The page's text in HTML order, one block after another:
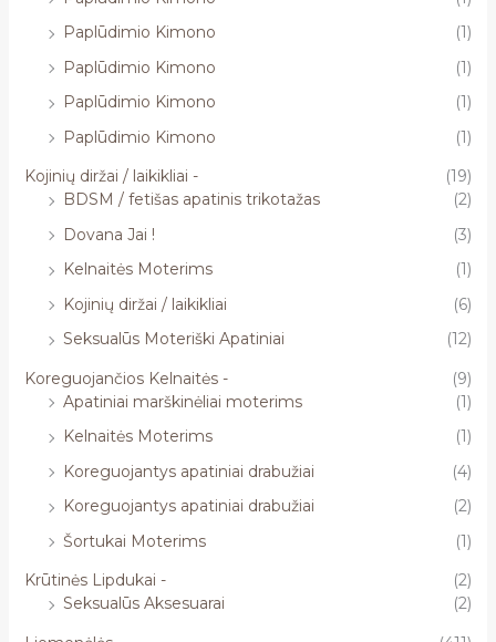
Paplūdimio Kimono
(1)
Paplūdimio Kimono
(1)
Paplūdimio Kimono
(1)
Paplūdimio Kimono
(1)
Kojinių diržai / laikikliai -
(19)
BDSM / fetišas apatinis trikotažas
(2)
Dovana Jai !
(3)
Kelnaitės Moterims
(1)
Kojinių diržai / laikikliai
(6)
Seksualūs Moteriški Apatiniai
(12)
Koreguojančios Kelnaitės -
(9)
Apatiniai marškinėliai moterims
(1)
Kelnaitės Moterims
(1)
Koreguojantys apatiniai drabužiai
(4)
Koreguojantys apatiniai drabužiai
(2)
Šortukai Moterims
(1)
Krūtinės Lipdukai -
(2)
Seksualūs Aksesuarai
(2)